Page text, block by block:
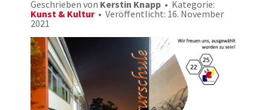
Geschrieben von Kerstin Knapp
Kategorie:
Kunst & Kultur
Veröffentlicht: 16. November
2021